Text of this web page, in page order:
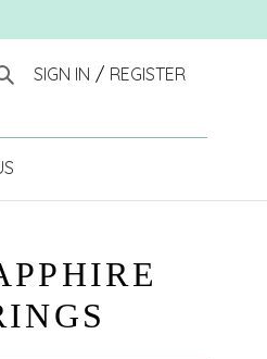
搜索
SIGN IN / REGISTER